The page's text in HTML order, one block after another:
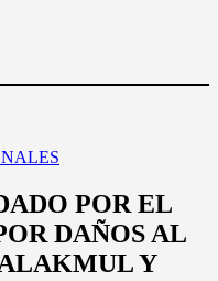
POR EL
DAÑOS AL
Y